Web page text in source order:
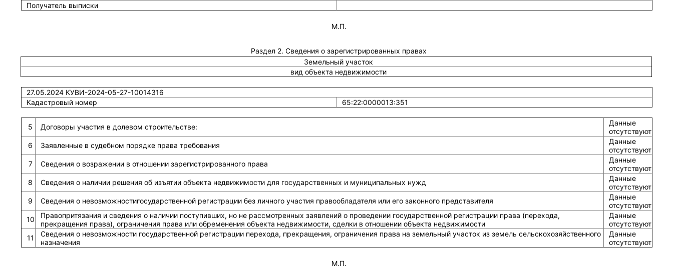
Получатель выписки
М.П.
Раздел 2. Сведения о зарегистрированных правах
Земельный участок
вид объекта недвижимости
27.05.2024 КУВИ-2024-05-27-10014316
Кадастровый номер
65:22:0000013:351
5 Договоры участия в долевом строительстве:
Данные
отсутствуют
6
Заявленные в судебном порядке права требования
Данные
отсутствуют
7
Сведения о возражении в отношении зарегистрированного права
Данные
отсутствуют
8
Сведения о наличии решения об изъятии объекта недвижимости для государственных и муниципальных нужд
Данные
отсутствуют
9
Сведения о невозможностигосударственной регистрации без личного участия правообладателя или его законного представителя
Данные
отсутствуют
10
Правопритязания и сведения о наличии поступивших, но не рассмотренных заявлений о проведении государственной регистрации права (перехода,
прекращения права), ограничения права или обременения объекта недвижимости, сделки в отношении объекта недвижимости
Данные
отсутствуют
11
Сведения о невозможности государственной регистрации перехода, прекращения, ограничения права на земельный участок из земель сельскохозяйственного
назначения
Данные
отсутствуют
М.П.